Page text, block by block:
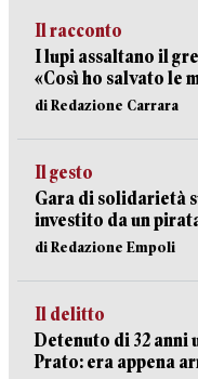
Il racconto
I lupi assaltano il
«Così ho salvato le
di Redazione Carrara
Il gesto
Gara di solidarietà
investito da un
di Redazione Empoli
Il delitto
Detenuto di 32 anni
Prato: era appena